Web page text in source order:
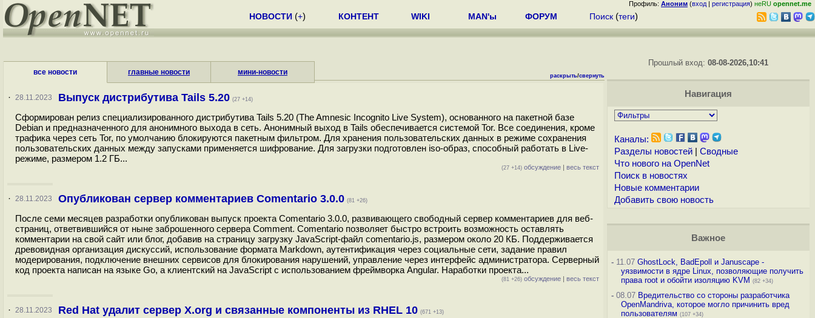
Профиль: Аноним (вход | регистрация) неRU opennet.me
НОВОСТИ (+) КОНТЕНТ WIKI MAN'ы ФОРУМ Поиск (теги)
все новости главные новости мини-новости раскрыть/свернуть
· 28.11.2023 Выпуск дистрибутива Tails 5.20 (27 +14)
Сформирован релиз специализированного дистрибутива Tails 5.20 (The Amnesic Incognito Live System), основанного на пакетной базе
Debian и предназначенного для анонимного выхода в сеть. Анонимный выход в Tails обеспечивается системой Tor. Все соединения, кроме
трафика через сеть Tor, по умолчанию блокируются пакетным фильтром. Для хранения пользовательских данных в режиме сохранения
пользовательских данных между запусками применяется шифрование. Для загрузки подготовлен iso-образ, способный работать в Live-
режиме, размером 1.2 ГБ...
(27 +14) обсуждение | весь текст
· 28.11.2023 Опубликован сервер комментариев Comentario 3.0.0 (81 +26)
После семи месяцев разработки опубликован выпуск проекта Comentario 3.0.0, развивающего свободный сервер комментариев для веб-
страниц, ответвившийся от ныне заброшенного сервера Comment. Comentario позволяет быстро встроить возможность оставлять
комментарии на свой сайт или блог, добавив на страницу загрузку JavaScript-файл comentario.js, размером около 20 КБ. Поддерживается
древовидная организация дискуссий, использование формата Markdown, аутентификация через социальные сети, задание правил
модерирования, подключение внешних сервисов для блокирования нарушений, управление через интерфейс администратора. Серверный
код проекта написан на языке Go, а клиентский на JavaScript с использованием фреймворка Angular. Наработки проекта...
(81 +26) обсуждение | весь текст
· 28.11.2023 Red Hat удалит сервер X.org и связанные компоненты из RHEL 10 (671 +13)
Прошлый вход:08-08-2026,10:41
Навигация
Каналы:
Разделы новостей| Сводные
Что нового на OpenNet
Поиск в новостях
Новые комментарии
Добавить свою новость
Важное
-11.07 GhostLock, BadEpoll и Januscape -
уязвимости в ядре Linux, позволяющие получить
права root и обойти изоляцию KVM (82 +34)
-08.07 Вредительство со стороны разработчика
OpenMandriva, которое могло причинить вред
пользователям (107 +34)